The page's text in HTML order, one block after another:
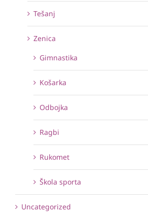
Tešanj
Zenica
Gimnastika
Košarka
Odbojka
Ragbi
Rukomet
Škola sporta
Uncategorized